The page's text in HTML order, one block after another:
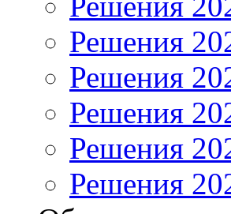
Решения
Решения
Решения
Решения
Решения